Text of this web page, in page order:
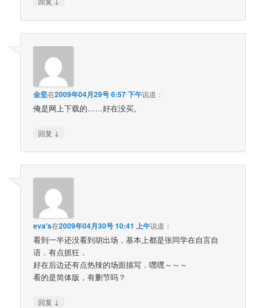
金坚在2009年04月29号 6:57 下午说道：
俺是网上下载的……好在没买。
回复 ↓
eva's在2009年04月30号 10:41 上午说道：
看到一半还没看到胡出场，基本上都是张同学在自言自
语．有点抓狂．
好在后边还有点热辣的场面描写．嘿嘿～～～
看的是简体版，有删节吗？
回复 ↓